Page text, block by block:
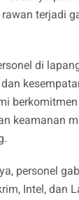
terjadi
di
keamanan
personel
Intel, dan